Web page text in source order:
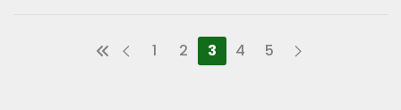
1 2 3 4 5